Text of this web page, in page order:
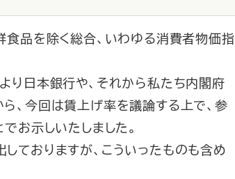
食品を除く総合、いわゆる消費者物価指
り日本銀行や、それから私たち内閣府
、今回は賃上げ率を議論する上で、参
お示しいたしました。
ておりますが、こういったものも含め